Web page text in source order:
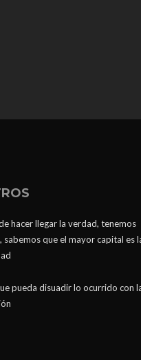
hacer llegar la verdad, tenemos
que el mayor capital es
pueda disuadir lo ocurrido con